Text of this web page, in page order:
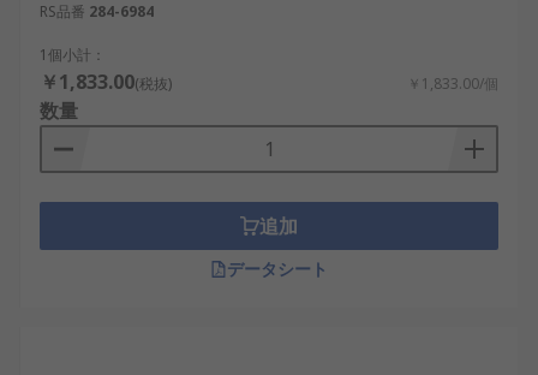
RS品番 284-6984
1個小計：
￥1,833.00(税抜) ￥1,833.00/個
数量
追加
データシート